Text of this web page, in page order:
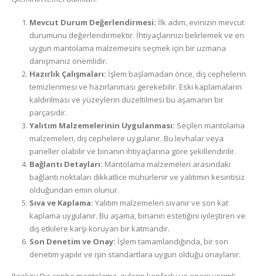
Mevcut Durum Değerlendirmesi: İlk adım, evinizin mevcut
durumunu değerlendirmektir. İhtiyaçlarınızı belirlemek ve en
uygun mantolama malzemesini seçmek için bir uzmana
danışmanız önemlidir.
Hazırlık Çalışmaları: İşlem başlamadan önce, dış cephelerin
temizlenmesi ve hazırlanması gerekebilir. Eski kaplamaların
kaldırılması ve yüzeylerin düzeltilmesi bu aşamanın bir
parçasıdır.
Yalıtım Malzemelerinin Uygulanması: Seçilen mantolama
malzemeleri, dış cephelere uygulanır. Bu levhalar veya
paneller olabilir ve binanın ihtiyaçlarına göre şekillendirilir.
Bağlantı Detayları: Mantolama malzemeleri arasındaki
bağlantı noktaları dikkatlice mühürlenir ve yalıtımın kesintisiz
olduğundan emin olunur.
Sıva ve Kaplama: Yalıtım malzemeleri sıvanır ve son kat
kaplama uygulanır. Bu aşama, binanın estetiğini iyileştiren ve
dış etkilere karşı koruyan bir katmandır.
Son Denetim ve Onay: İşlem tamamlandığında, bir son
denetim yapılır ve işin standartlara uygun olduğu onaylanır.